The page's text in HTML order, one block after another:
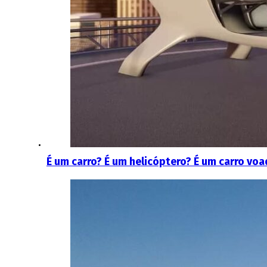
É um carro? É um helicóptero? É um carro